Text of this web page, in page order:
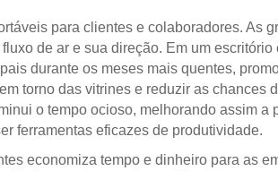
para clientes e colaboradores. As
de ar e sua direção. Em um
durante os meses mais quentes,
torno das vitrines e reduzir as chances
o tempo ocioso, melhorando assim
ferramentas eficazes de produtividade.
economiza tempo e dinheiro para as